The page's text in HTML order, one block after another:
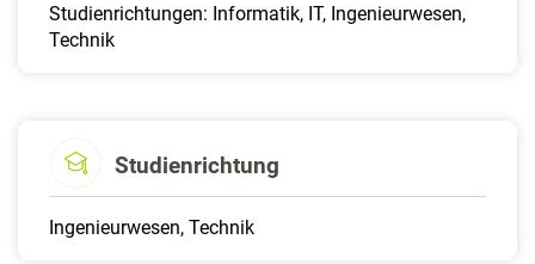
Studienrichtungen: Informatik, IT, Ingenieurwesen,
Technik
Studienrichtung
Ingenieurwesen, Technik